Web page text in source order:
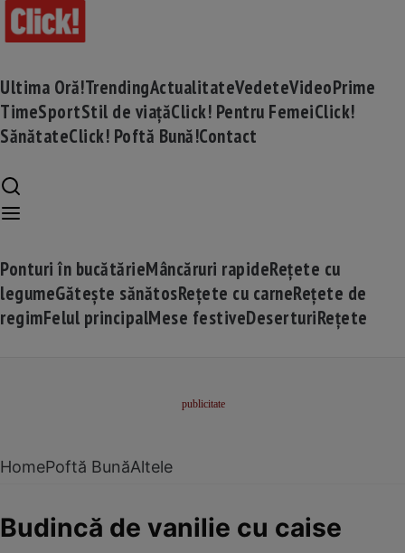
Ultima Oră!TrendingActualitateVedeteVideoPrime
TimeSportStil de viațăClick! Pentru FemeiClick!
SănătateClick! Poftă Bună!Contact
Ponturi în bucătărieMâncăruri rapideRețete cu
legumeGătește sănătosRețete cu carneRețete de
regimFelul principalMese festiveDeserturiRețete
HomePoftă BunăAltele
Budincă de vanilie cu caise